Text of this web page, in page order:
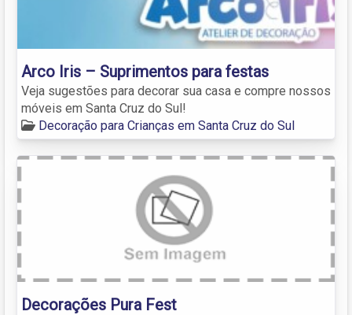
Arco Iris – Suprimentos para festas
Veja sugestões para decorar sua casa e compre nossos
móveis em Santa Cruz do Sul!
Decoração para Crianças em Santa Cruz do Sul
Decorações Pura Fest